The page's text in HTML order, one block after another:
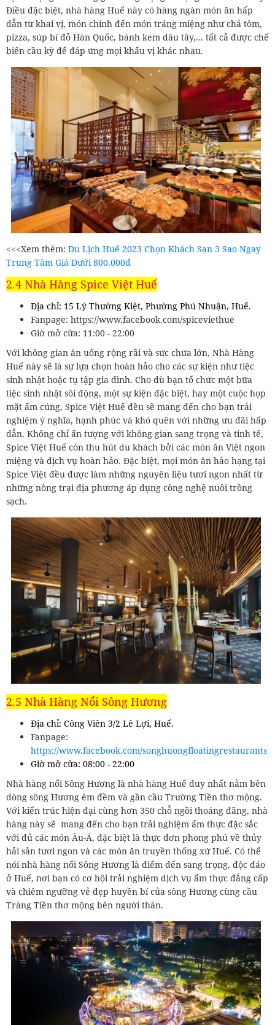
Điều đặc biệt, nhà hàng Huế này có hàng ngàn món ăn hấp
dẫn từ khai vị, món chính đến món tráng miệng như chả tôm,
pizza, súp bí đỏ Hàn Quốc, bánh kem dâu tây,... tất cả được chế
biến cầu kỳ để đáp ứng mọi khẩu vị khác nhau.
<<<Xem thêm: Du Lịch Huế 2023 Chọn Khách Sạn 3 Sao Ngay
Trung Tâm Giá Dưới 800.000đ
2.4 Nhà Hàng Spice Việt Huế
Địa chỉ: 15 Lý Thường Kiệt, Phường Phú Nhuận, Huế.
Fanpage: https://www.facebook.com/spiceviethue
Giờ mở cửa: 11:00 - 22:00
Với không gian ăn uống rộng rãi và sức chứa lớn, Nhà Hàng
Huế này sẽ là sự lựa chọn hoàn hảo cho các sự kiện như tiệc
sinh nhật hoặc tụ tập gia đình. Cho dù bạn tổ chức một bữa
tiệc sinh nhật sôi động, một sự kiện đặc biệt, hay một cuộc họp
mặt ấm cúng, Spice Việt Huế đều sẽ mang đến cho bạn trải
nghiệm ý nghĩa, hạnh phúc và khó quên với những ưu đãi hấp
dẫn. Không chỉ ấn tượng với không gian sang trọng và tinh tế,
Spice Việt Huế còn thu hút du khách bởi các món ăn Việt ngon
miệng và dịch vụ hoàn hảo. Đặc biệt, mọi món ăn hảo hạng tại
Spice Việt đều được làm những nguyên liệu tươi ngon nhất từ
những nông trại địa phương áp dụng công nghệ nuôi trồng
sạch.
2.5 Nhà Hàng Nổi Sông Hương
Địa chỉ: Công Viên 3/2 Lê Lợi, Huế.
Fanpage:
https://www.facebook.com/songhuongfloatingrestaurants
Giờ mở cửa: 08:00 - 22:00
Nhà hàng nổi Sông Hương là nhà hàng Huế duy nhất nằm bên
dòng sông Hương êm đềm và gần cầu Trường Tiền thơ mộng.
Với kiến trúc hiện đại cùng hơn 350 chỗ ngồi thoáng đãng, nhà
hàng này sẽ mang đến cho bạn trải nghiệm ẩm thực đặc sắc
với đủ các món Âu-Á, đặc biệt là thực đơn phong phú về thủy
hải sản tươi ngon và các món ăn truyền thống xứ Huế. Có thể
nói nhà hàng nổi Sông Hương là điểm đến sang trọng, độc đáo
ở Huế, nơi bạn có cơ hội trải nghiệm dịch vụ ẩm thực đẳng cấp
và chiêm ngưỡng vẻ đẹp huyền bí của sông Hương cùng cầu
Tràng Tiền thơ mộng bên người thân.